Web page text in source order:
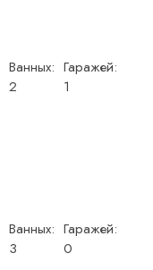
Ванных:
2
Гаражей:
1
Ванных:
3
Гаражей:
0